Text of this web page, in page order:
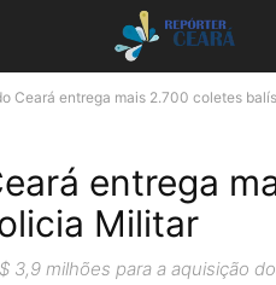
Ceará entrega mais 2.700 coletes
entrega
Militar
3,9 milhões para a aquisição